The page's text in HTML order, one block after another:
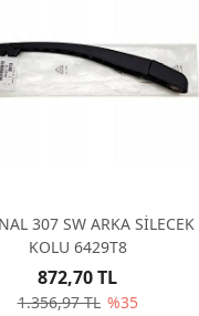
307 SW ARKA SİLECEK
KOLU 6429T8
1.356,97 TL %35
872,70 TL